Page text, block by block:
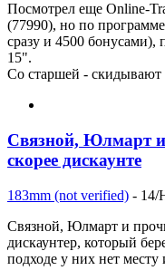
Посмотрел еще Online-
(77990), но по
сразу и 4500 бонусами),
15".
Со старшей - скидывают
Связной, Юлмарт и
скорее дискаунте
183mm (not verified) - 14/
Связной, Юлмарт и
дискаунтер, который
подходе у них нет